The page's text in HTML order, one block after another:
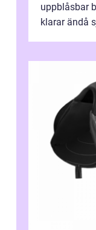
uppblåsbar
klarar ändå